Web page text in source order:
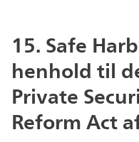
15. Safe
henhold til
Private
Reform Act